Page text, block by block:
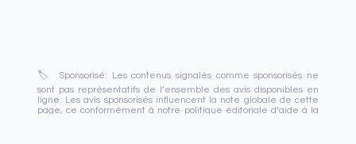
🏷️ Sponsorisé: Les contenus signalés comme sponsorisés ne
sont pas représentatifs de l’ensemble des avis disponibles en
ligne. Les avis sponsorisés influencent la note globale de cette
page, ce conformément à notre politique éditoriale d’aide à la